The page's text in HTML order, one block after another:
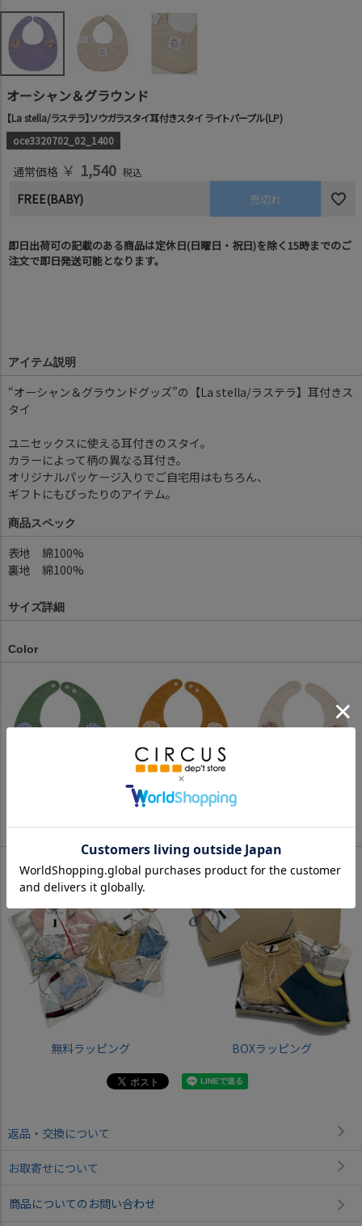
オーシャン＆グラウンド
【La stella/ラステラ】ソウガラスタイ耳付きスタイ ライトパープル(LP)
oce3320702_02_1400
通常価格 ￥ 1,540 税込
FREE(BABY) 売切れ
即日出荷可の記載のある商品は定休日(日曜日・祝日)を除く15時までのご
注文で即日発送可能となります。
アイテム説明
“オーシャン＆グラウンドグッズ”の【La stella/ラステラ】耳付きス
タイ
ユニセックスに使える耳付きのスタイ。
カラーによって柄の異なる耳付き。
オリジナルパッケージ入りでご自宅用はもちろん、
ギフトにもぴったりのアイテム。
商品スペック
表地 綿100%
裏地 綿100%
サイズ詳細
Color
マスタード(MS)
無料ラッピング BOXラッピング
返品・交換について
お取寄せについて
商品についてのお問い合わせ